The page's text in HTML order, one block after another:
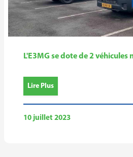
L'E3MG se dote de 2 véhicules
Lire Plus
10 juillet 2023